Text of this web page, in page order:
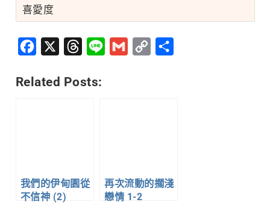
喜愛度
Facebook Threads
Line Gmail
Copy
Related Posts:
我們的伊甸園從
不信神 (2)
再次流動的擱淺
戀情 1-2